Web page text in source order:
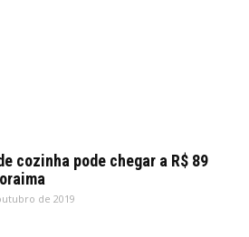
cozinha pode chegar a R$ 89
de 2019